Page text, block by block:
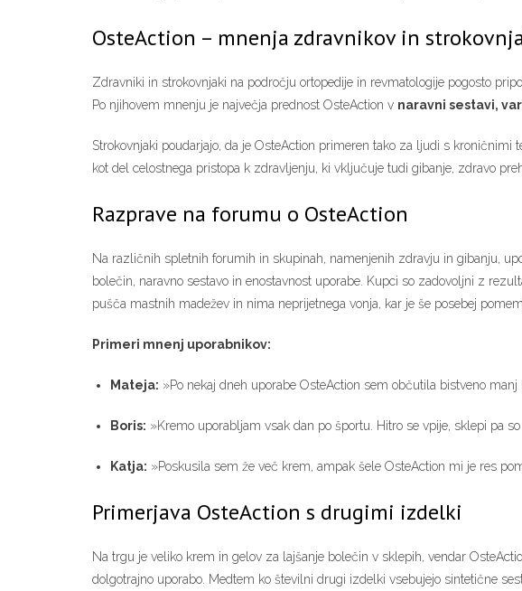
OsteAction – mnenja zdravnikov in
Zdravniki in strokovnjaki na področju ortopedije in revmatologije pogosto
Po njihovem mnenju je največja prednost OsteAction v naravni sestavi,
Strokovnjaki poudarjajo, da je OsteAction primeren tako za ljudi s
kot del celostnega pristopa k zdravljenju, ki vključuje tudi gibanje, zdravo
Razprave na forumu o OsteAction
Na različnih spletnih forumih in skupinah, namenjenih zdravju in gibanju,
bolečin, naravno sestavo in enostavnost uporabe. Kupci so zadovoljni z
pušča mastnih madežev in nima neprijetnega vonja, kar je še posebej
Primeri mnenj uporabnikov:
Mateja: »Po nekaj dneh uporabe OsteAction sem občutila bistveno
Boris: »Kremo uporabljam vsak dan po športu. Hitro se vpije, sklepi pa
Katja: »Poskusila sem že več krem, ampak šele OsteAction mi je res
Primerjava OsteAction s drugimi izdelki
Na trgu je veliko krem in gelov za lajšanje bolečin v sklepih, vendar
dolgotrajno uporabo. Medtem ko številni drugi izdelki vsebujejo sintetične